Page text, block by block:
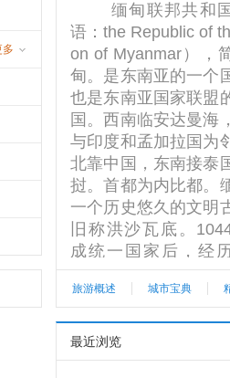
多
缅甸联邦共和
语：the Republic of
on of Myanmar），
甸。是东南亚的一个
也是东南亚国家联盟
国。西南临安达曼海
与印度和孟加拉国为
北靠中国，东南接泰
挝。首都为内比都。
一个历史悠久的文明
旧称洪沙瓦底。
成统一国家后，经
甘、勃固、东吁和贡
封建王朝。1824年
年间英国先后发动了
缅战争并占领了缅甸
6年英国将缅甸划为
旅游概述 城市宝典
最近浏览